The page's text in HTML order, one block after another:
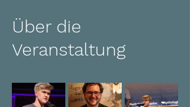
Über die
Veranstaltung